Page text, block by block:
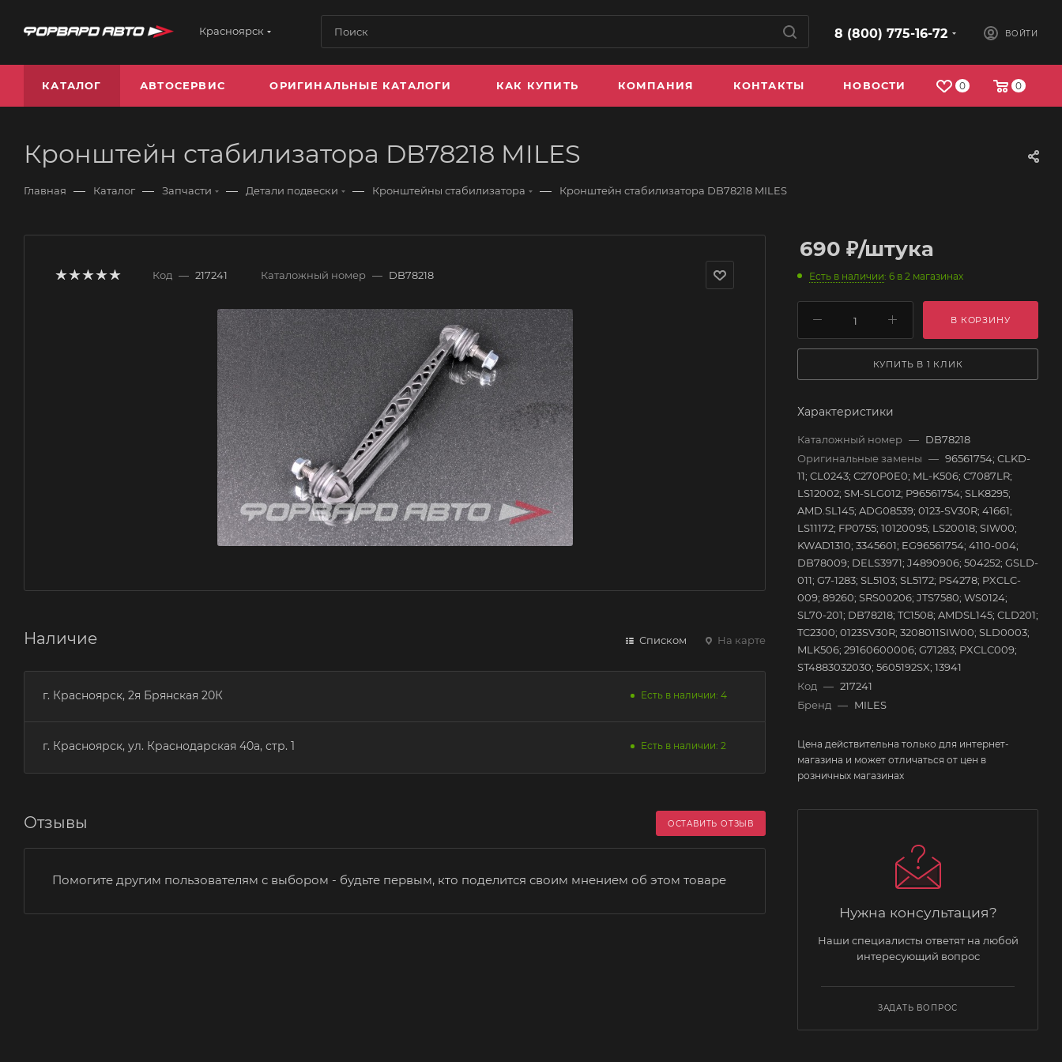
Красноярск 8 (800) 775-16-72 ВОЙТИ
0 0
КАТАЛОГ АВТОСЕРВИС ОРИГИНАЛЬНЫЕ КАТАЛОГИ КАК КУПИТЬ КОМПАНИЯ КОНТАКТЫ НОВОСТИ
Кронштейн стабилизатора DB78218 MILES
Главная — Каталог — Запчасти — Детали подвески — Кронштейны стабилизатора — Кронштейн стабилизатора DB78218 MILES
Код — 217241 Каталожный номер — DB78218
Наличие Списком На карте
г. Красноярск, 2я Брянская 20К Есть в наличии: 4
г. Красноярск, ул. Краснодарская 40а, стр. 1 Есть в наличии: 2
Отзывы ОСТАВИТЬ ОТЗЫВ
Помогите другим пользователям с выбором - будьте первым, кто поделится своим мнением об этом товаре
690 ₽/штука
Есть в наличии: 6 в 2 магазинах
В КОРЗИНУ
КУПИТЬ В 1 КЛИК
Характеристики
Каталожный номер — DB78218
Оригинальные замены — 96561754; CLKD-
11; CL0243; C270P0E0; ML-K506; C7087LR;
LS12002; SM-SLG012; P96561754; SLK8295;
AMD.SL145; ADG08539; 0123-SV30R; 41661;
LS11172; FP0755; 10120095; LS20018; SIW00;
KWAD1310; 3345601; EG96561754; 4110-004;
DB78009; DELS3971; J4890906; 504252; GSLD-
011; G7-1283; SL5103; SL5172; PS4278; PXCLC-
009; 89260; SRS00206; JTS7580; WS0124;
SL70-201; DB78218; TC1508; AMDSL145; CLD201;
TC2300; 0123SV30R; 3208011SIW00; SLD0003;
MLK506; 29160600006; G71283; PXCLC009;
ST4883032030; 5605192SX; 13941
Код — 217241
Бренд — MILES
Цена действительна только для интернет-
магазина и может отличаться от цен в
розничных магазинах
Нужна консультация?
Наши специалисты ответят на любой
интересующий вопрос
ЗАДАТЬ ВОПРОС